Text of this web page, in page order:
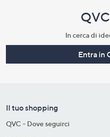
In cerca di
Entra in
Il tuo shopping
QVC - Dove seguirci